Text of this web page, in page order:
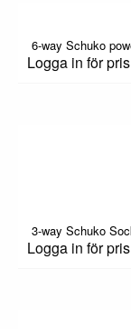
6-way Schuko
Logga in för pris
3-way Schuko
Logga in för pris